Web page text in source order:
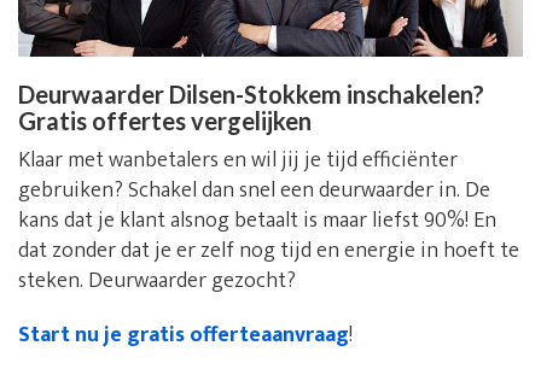
Deurwaarder Dilsen-Stokkem inschakelen?
Gratis offertes vergelijken
Klaar met wanbetalers en wil jij je tijd efficiënter
gebruiken? Schakel dan snel een deurwaarder in. De
kans dat je klant alsnog betaalt is maar liefst 90%! En
dat zonder dat je er zelf nog tijd en energie in hoeft te
steken. Deurwaarder gezocht?
Start nu je gratis offerteaanvraag!